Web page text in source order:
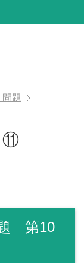
題
⑪
第10